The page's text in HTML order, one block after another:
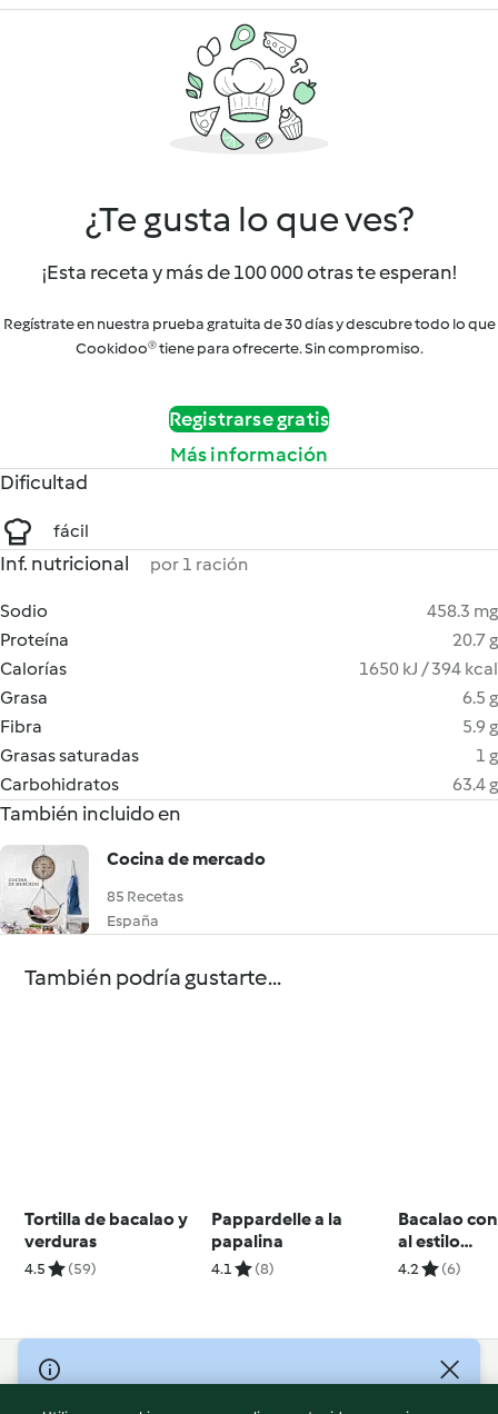
¿Te gusta lo que ves?
¡Esta receta y más de 100 000 otras te esperan!
Regístrate en nuestra prueba gratuita de 30 días y descubre todo lo que
Cookidoo® tiene para ofrecerte. Sin compromiso.
Registrarse gratis
Más información
Dificultad
fácil
Inf. nutricional por 1 ración
Sodio
458.3 mg
Proteína
20.7 g
Calorías
1650 kJ / 394 kcal
Grasa
6.5 g
Fibra
5.9 g
Grasas saturadas
1 g
Carbohidratos
63.4 g
También incluido en
Cocina de mercado
85 Recetas
España
También podría gustarte...
Tortilla de bacalao y
verduras
4.5 (59)
Pappardelle a la
papalina
4.1 (8)
Bacalao
al estilo
4.2 (6)
© Copyright 2026